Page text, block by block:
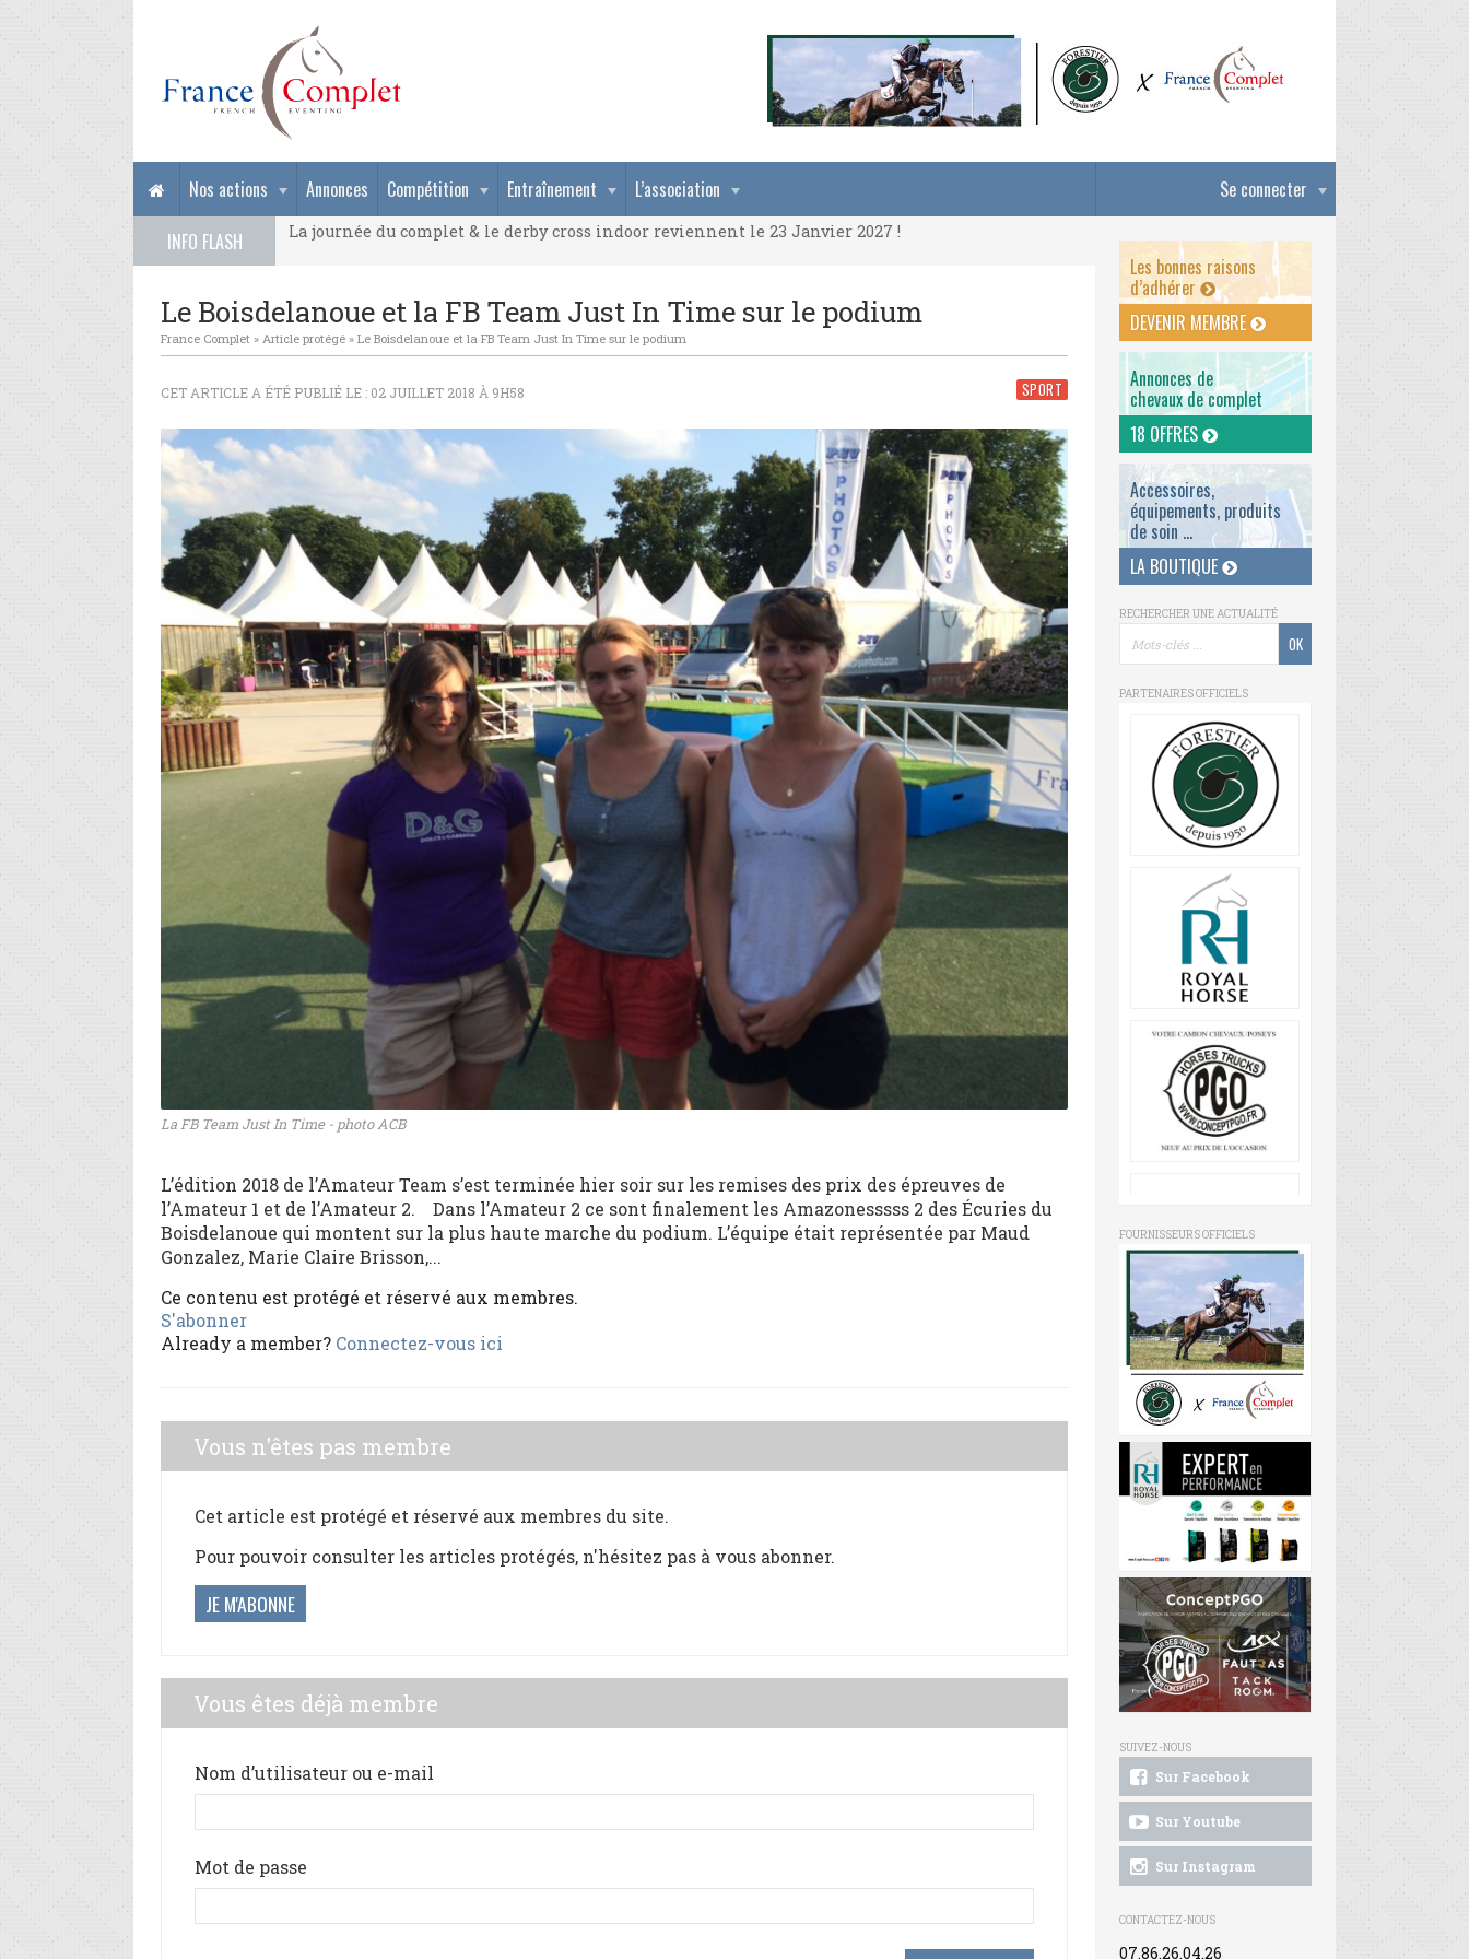
Se connecter
Nos actions Annonces Compétition Entraînement
L’association
INFO FLASH
La journée du complet & le derby cross indoor reviennent le 23 Janvier 2027 !
La journée du complet & le derby cross indoor reviennent le 23 Janvier 2027 !
Le Boisdelanoue et la FB Team Just In Time sur le podium
France Complet » Article protégé » Le Boisdelanoue et la FB Team Just In Time sur le podium
SPORT
CET ARTICLE A ÉTÉ PUBLIÉ LE : 02 JUILLET 2018 À 9H58
La FB Team Just In Time - photo ACB
L’édition 2018 de l’Amateur Team s’est terminée hier soir sur les remises des prix des épreuves de
l’Amateur 1 et de l’Amateur 2. Dans l’Amateur 2 ce sont finalement les Amazonesssss 2 des Écuries du
Boisdelanoue qui montent sur la plus haute marche du podium. L’équipe était représentée par Maud
Gonzalez, Marie Claire Brisson,...
Ce contenu est protégé et réservé aux membres.
S'abonner
Already a member? Connectez-vous ici
Vous n'êtes pas membre
Cet article est protégé et réservé aux membres du site.
Pour pouvoir consulter les articles protégés, n'hésitez pas à vous abonner.
JE M'ABONNE
Vous êtes déjà membre
Nom d’utilisateur ou e-mail
Mot de passe
Les bonnes raisons
d’adhérer
DEVENIR MEMBRE
Annonces de
chevaux de complet
18 OFFRES
Accessoires,
équipements, produits
de soin ...
LA BOUTIQUE
RECHERCHER UNE ACTUALITÉ
PARTENAIRES OFFICIELS
FOURNISSEURS OFFICIELS
SUIVEZ-NOUS
Sur Facebook
Sur Youtube
Sur Instagram
CONTACTEZ-NOUS
07.86.26.04.26